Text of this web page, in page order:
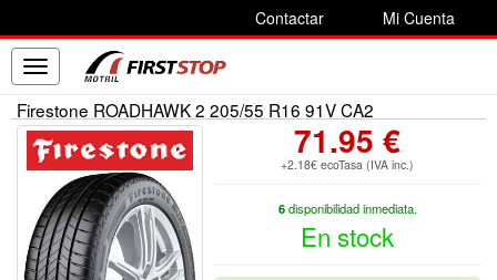
Contactar Mi Cuenta
Toggle
navigation
Firestone ROADHAWK 2 205/55 R16 91V CA2
71.95 €
+2.18€ ecoTasa (IVA inc.)
6disponibilidad inmediata.
En stock